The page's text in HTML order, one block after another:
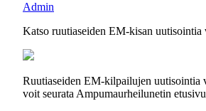
Admin
Katso ruutiaseiden EM-kisan uutisointia
Ruutiaseiden EM-kilpailujen uutisointia
voit seurata Ampumaurheilunetin